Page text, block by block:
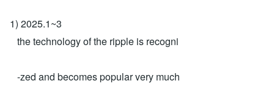
1) 2025.1~3
the technology of the ripple is recogni
-zed and becomes popular very much